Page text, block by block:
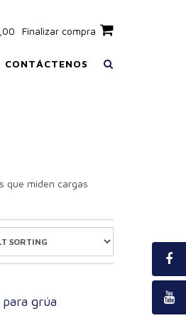
Finalizar compra
CONTÁCTENOS
que miden cargas
para grúa